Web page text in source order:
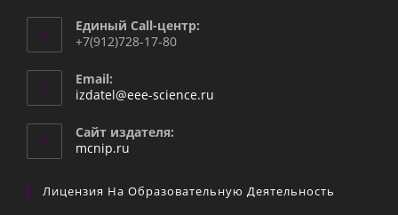
Единый Call-центр:
+7(912)728-17-80
Email:
izdatel@eee-science.ru
Сайт издателя:
mcnip.ru
Лицензия На Образовательную Деятельность